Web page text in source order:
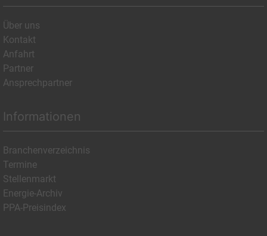
Über uns
Kontakt
Anfahrt
Partner
Ansprechpartner
Informationen
Branchenverzeichnis
Termine
Stellenmarkt
Energie-Archiv
PPA-Preisindex